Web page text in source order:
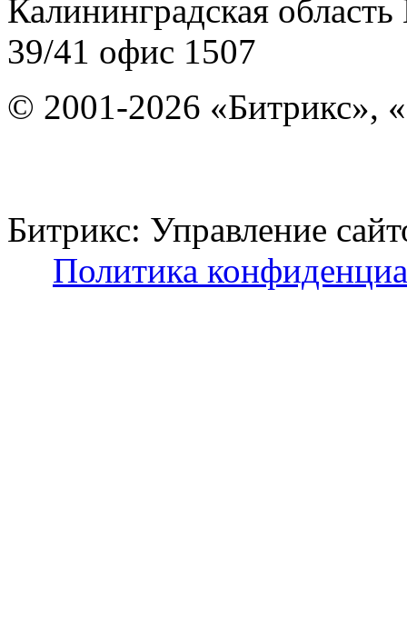
Калининградская область
39/41 офис 1507
© 2001-2026 «Битрикс»,
Битрикс: Управление
Политика